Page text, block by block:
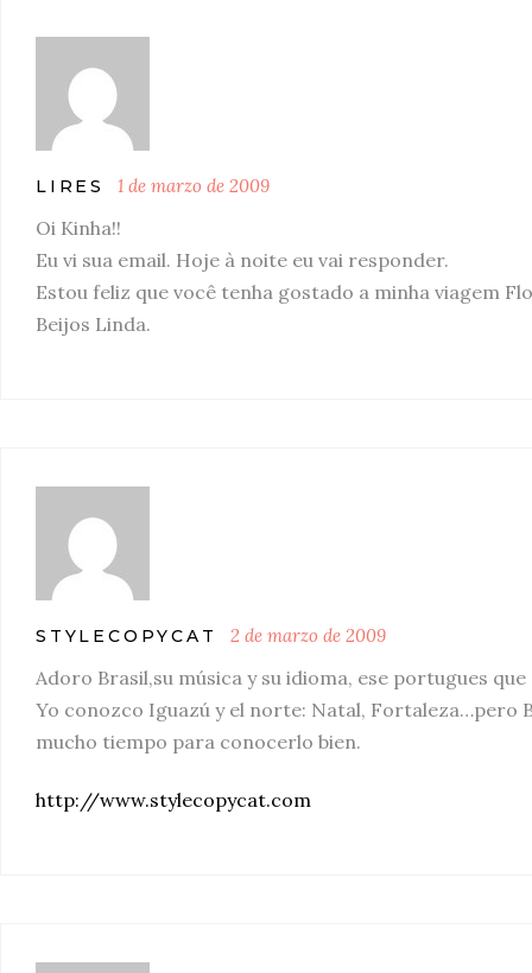
LIRES 1 de marzo de 2009
Oi Kinha!!
Eu vi sua email. Hoje à noite eu vai responder.
Estou feliz que você tenha gostado a minha viagem
Beijos Linda.
STYLECOPYCAT 2 de marzo de 2009
Adoro Brasil,su música y su idioma, ese portugues
Yo conozco Iguazú y el norte: Natal, Fortaleza…pero
mucho tiempo para conocerlo bien.
http://www.stylecopycat.com